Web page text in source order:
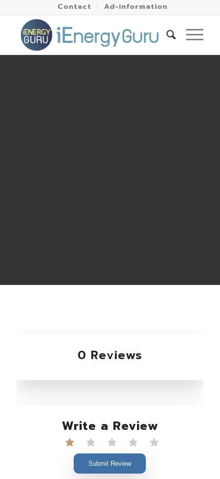
Contact Ad-information
0 Reviews
Write a Review
Submit Review